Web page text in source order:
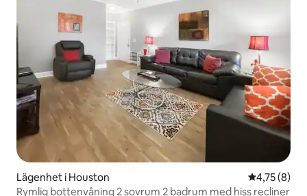
Lägenhet i Houston 4,75 av 5 i
4,75 (8)
Rymlig bottenvåning 2 sovrum 2 badrum med hiss recliner